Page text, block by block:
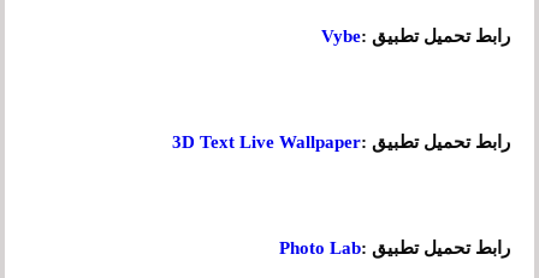
رابط تحميل تطبيق :Vybe
رابط تحميل تطبيق :3D Text Live Wallpaper
رابط تحميل تطبيق :Photo Lab